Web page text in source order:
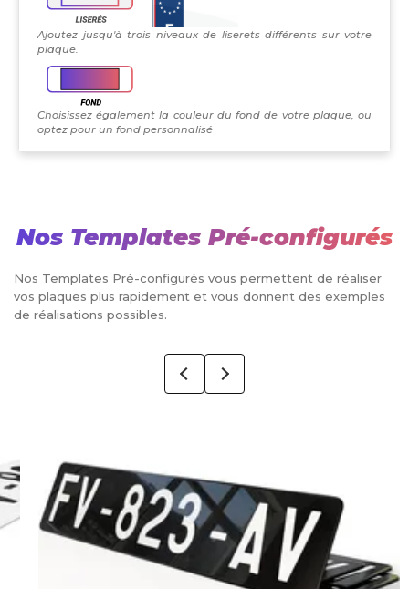
Ajoutez jusqu'à trois niveaux de liserets différents sur votre
plaque.
Choisissez également la couleur du fond de votre plaque, ou
optez pour un fond personnalisé
Nos Templates Pré-configurés
Nos Templates Pré-configurés vous permettent de réaliser
vos plaques plus rapidement et vous donnent des exemples
de réalisations possibles.